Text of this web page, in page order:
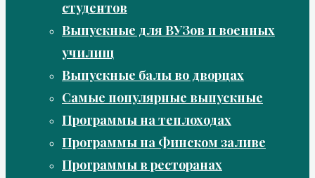
студентов
Выпускные для ВУЗов и военных
училищ
Выпускные балы во дворцах
Самые популярные выпускные
Программы на теплоходах
Программы на Финском заливе
Программы в ресторанах